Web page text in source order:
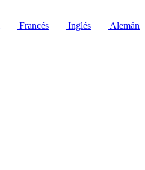
Francés Inglés
Alemán